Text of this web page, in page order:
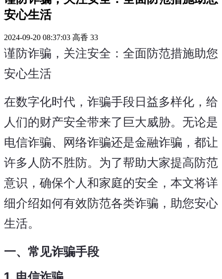
安心生活
2024-09-20 08:37:03 高香 33
谨防诈骗，关注安全：全面防范措施助您
安心生活
在数字化时代，诈骗手段日益多样化，给
人们的财产安全带来了巨大威胁。无论是
电信诈骗、网络诈骗还是金融诈骗，都让
许多人防不胜防。为了帮助大家提高防范
意识，确保个人和家庭的安全，本文将详
细介绍如何有效防范各类诈骗，助您安心
生活。
一、常见诈骗手段